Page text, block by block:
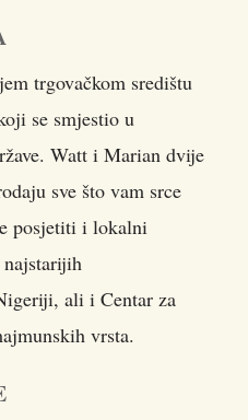
trgovačkom središtu
se smjestio u
Watt i Marian dvije
sve što vam srce
posjetiti i lokalni
ali i Centar za
vrsta.